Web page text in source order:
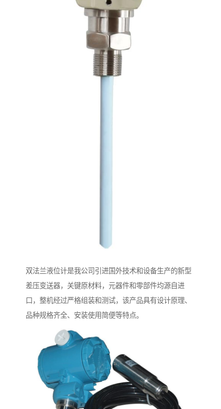
双法兰液位计是我公司引进国外技术和设备生产的新型
差压变送器，关键原材料，元器件和零部件均源自进
口，整机经过严格组装和测试，该产品具有设计原理、
品种规格齐全、安装使用简便等特点。